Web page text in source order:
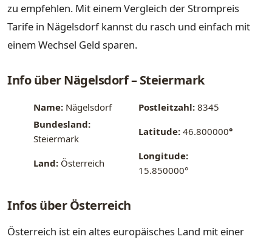
zu empfehlen. Mit einem Vergleich der Strompreis
Tarife in Nägelsdorf kannst du rasch und einfach mit
einem Wechsel Geld sparen.
Info über Nägelsdorf – Steiermark
Name: Nägelsdorf Postleitzahl: 8345
Bundesland:
Steiermark
Latitude: 46.800000°
Land: Österreich
Longitude:
15.850000°
Infos über Österreich
Österreich ist ein altes europäisches Land mit einer